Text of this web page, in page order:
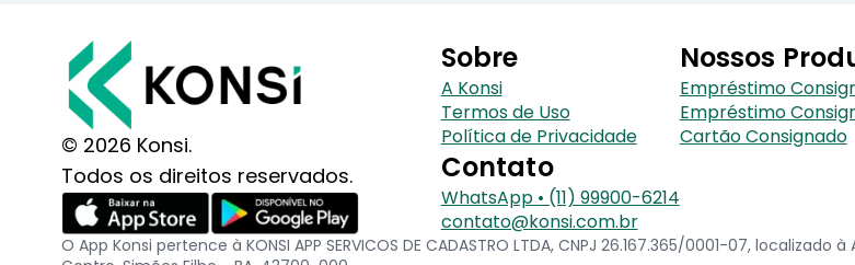
© 2026 Konsi.
Todos os direitos reservados.
Sobre
A Konsi
Termos de Uso
Política de Privacidade
Contato
WhatsApp • (11) 99900-6214
contato@konsi.com.br
Nossos
Empréstimo
Empréstimo
Cartão Consignado
O App Konsi pertence à KONSI APP SERVICOS DE CADASTRO LTDA, CNPJ 26.167.365/0001-07,